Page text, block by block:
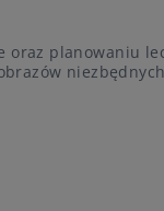
oraz planowaniu